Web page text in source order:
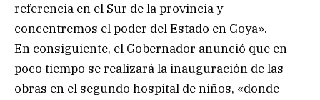
referencia en el Sur de la provincia y
concentremos el poder del Estado en Goya».
En consiguiente, el Gobernador anunció que en
poco tiempo se realizará la inauguración de las
obras en el segundo hospital de niños, «donde